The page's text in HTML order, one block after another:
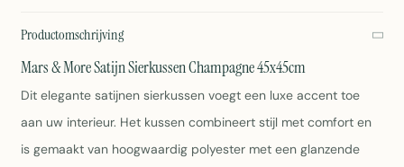
Productomschrijving
Mars & More Satijn Sierkussen Champagne 45x45cm
Dit elegante satijnen sierkussen voegt een luxe accent toe
aan uw interieur. Het kussen combineert stijl met comfort en
is gemaakt van hoogwaardig polyester met een glanzende